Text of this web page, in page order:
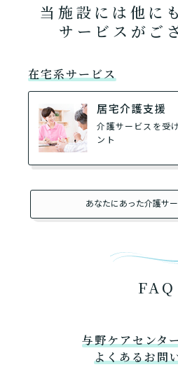
当施設には他に
サービスがご
在宅系サービス
居宅介護支援
介護サービスを受
ント
あなたにあった介護サ
FAQ
与野ケアセンタ
よくあるお問